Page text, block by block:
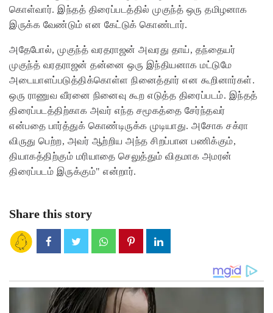
கொள்வார். இந்தத் திரைப்படத்தில் முகுந்த் ஒரு தமிழனாக
இருக்க வேண்டும் என கேட்டுக் கொண்டார்.
அதேபோல், முகுந்த் வரதராஜன் அவரது தாய், தந்தையர்
முகுந்த் வரதராஜன் தன்னை ஒரு இந்தியனாக மட்டுமே
அடையாளப்படுத்திக்கொள்ள நினைத்தார் என கூறினார்கள்.
ஒரு ராணுவ வீரனை நினைவு கூற எடுத்த திரைப்படம். இந்தத்
திரைப்படத்திற்காக அவர் எந்த சமூகத்தை சேர்ந்தவர்
என்பதை பார்த்துக் கொண்டிருக்க முடியாது. அசோக சக்ரா
விருது பெற்ற, அவர் ஆற்றிய அந்த சிறப்பான பணிக்கும்,
தியாகத்திற்கும் மரியாதை செலுத்தும் விதமாக அமரன்
திரைப்படம் இருக்கும்" என்றார்.
Share this story